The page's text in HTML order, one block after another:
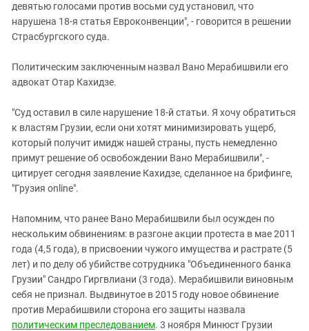
девятью голосами против восьми суд установил, что
нарушена 18-я статья Евроконвенции", - говорится в решении
Страсбургского суда.
Политическим заключенным назвал Вано Мерабишвили его
адвокат Отар Кахидзе.
"Суд оставил в силе нарушение 18-й статьи. Я хочу обратиться
к властям Грузии, если они хотят минимизировать ущерб,
который получит имидж нашей страны, пусть немедленно
примут решение об освобождении Вано Мерабишвили", -
цитирует сегодня заявление Кахидзе, сделанное на брифинге,
"Грузия online".
Напомним, что ранее Вано Мерабишвили был осужден по
нескольким обвинениям: в разгоне акции протеста в мае 2011
года (4,5 года), в присвоении чужого имущества и растрате (5
лет) и по делу об убийстве сотрудника "Объединенного банка
Грузии" Сандро Гиргвлиани (3 года). Мерабишвили виновным
себя не признал. Выдвинутое в 2015 году новое обвинение
против Мерабишвили сторона его защиты назвала
политическим преследованием. 3 ноября Минюст Грузии